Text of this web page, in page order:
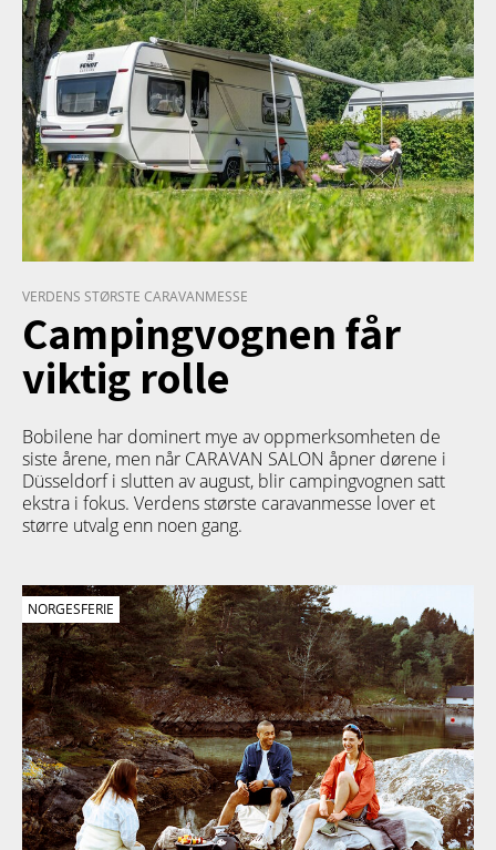
VERDENS STØRSTE CARAVANMESSE
Campingvognen får
viktig rolle
Bobilene har dominert mye av oppmerksomheten de
siste årene, men når CARAVAN SALON åpner dørene i
Düsseldorf i slutten av august, blir campingvognen satt
ekstra i fokus. Verdens største caravanmesse lover et
større utvalg enn noen gang.
NORGESFERIE